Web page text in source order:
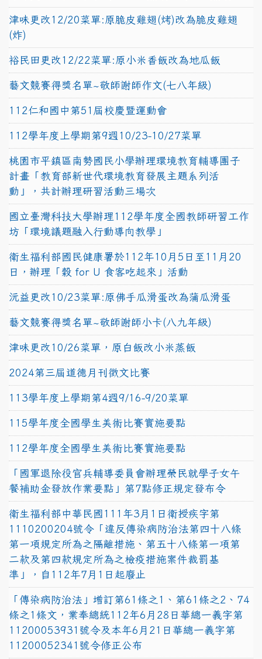
津味更改12/20菜單:原脆皮雞翅(烤)改為脆皮雞翅
(炸)
裕民田更改12/22菜單:原小米香飯改為地瓜飯
藝文競賽得獎名單~敬師謝師作文(七八年級)
112仁和國中第51屆校慶暨運動會
112學年度上學期第9週10/23-10/27菜單
桃園市平鎮區南勢國民小學辦理環境教育輔導團子
計畫「教育部新世代環境教育發展主題系列活
動」，共計辦理研習活動三場次
國立臺灣科技大學辦理112學年度全國教師研習工作
坊「環境議題融入行動導向教學」
衛生福利部國民健康署於112年10月5日至11月20
日，辦理「穀 for U 食客吃起來」活動
沅益更改10/23菜單:原佛手瓜滑蛋改為蒲瓜滑蛋
藝文競賽得獎名單~敬師謝師小卡(八九年級)
津味更改10/26菜單，原白飯改小米蒸飯
2024第三屆道德月刊徵文比賽
113學年度上學期第4週9/16-9/20菜單
115學年度全國學生美術比賽實施要點
112學年度全國學生美術比賽實施要點
「國軍退除役官兵輔導委員會辦理榮民就學子女午
餐補助金發放作業要點」第7點修正規定發布令
衛生福利部中華民國111年3月1日衛授疾字第
1110200204號令「違反傳染病防治法第四十八條
第一項規定所為之隔離措施、第五十八條第一項第
二款及第四款規定所為之檢疫措施案件裁罰基
準」，自112年7月1日起廢止
「傳染病防治法」增訂第61條之1、第61條之2、74
條之1條文，業奉總統112年6月28日華總一義字第
11200053931號令及本年6月21日華總一義字第
11200052341號令修正公布